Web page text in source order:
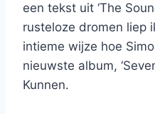
een tekst uit ‘The
rusteloze dromen liep
intieme wijze hoe
nieuwste album,
Kunnen.